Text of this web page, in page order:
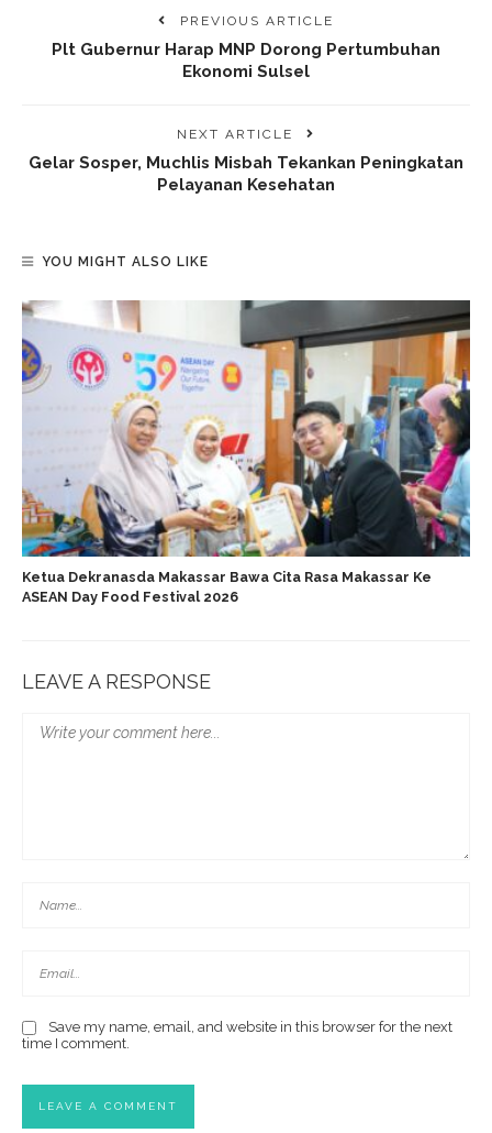
PREVIOUS ARTICLE
Plt Gubernur Harap MNP Dorong Pertumbuhan
Ekonomi Sulsel
NEXT ARTICLE
Gelar Sosper, Muchlis Misbah Tekankan Peningkatan
Pelayanan Kesehatan
YOU MIGHT ALSO LIKE
Ketua Dekranasda Makassar Bawa Cita Rasa Makassar Ke
ASEAN Day Food Festival 2026
LEAVE A RESPONSE
Save my name, email, and website in this browser for the next
time I comment.